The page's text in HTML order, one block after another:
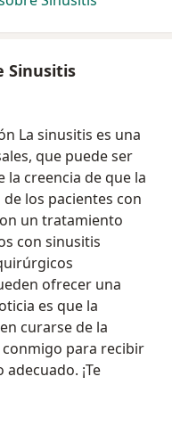
Sinusitis
La sinusitis es una
que puede ser
la creencia de que la
los pacientes con
un tratamiento
con sinusitis
ofrecer una
es que la
curarse de la
para recibir
¡Te